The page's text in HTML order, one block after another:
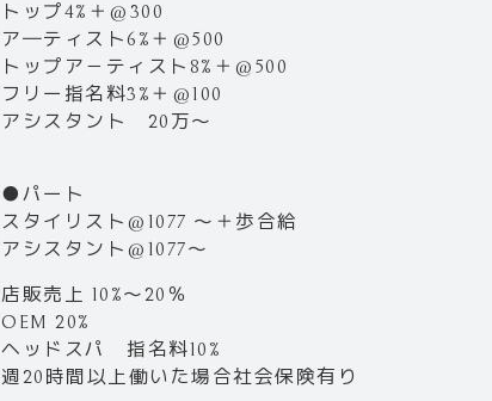
トップ4%＋@300
ア―ティスト6%＋@500
トップア－ティスト8%＋@500
フリー指名料3%＋@100
アシスタント 20万～
●パート
スタイリスト@1077 ～＋歩合給
アシスタント@1077～
店販売上 10%～20％
OEM 20%
ヘッドスパ 指名料10%
週20時間以上働いた場合社会保険有り